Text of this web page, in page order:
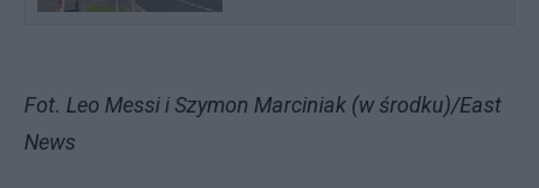
Fot. Leo Messi i Szymon Marciniak (w środku)/East
News